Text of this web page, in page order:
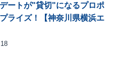
ートが"貸切"になるプロポ
ライズ！【神奈川県横浜エ